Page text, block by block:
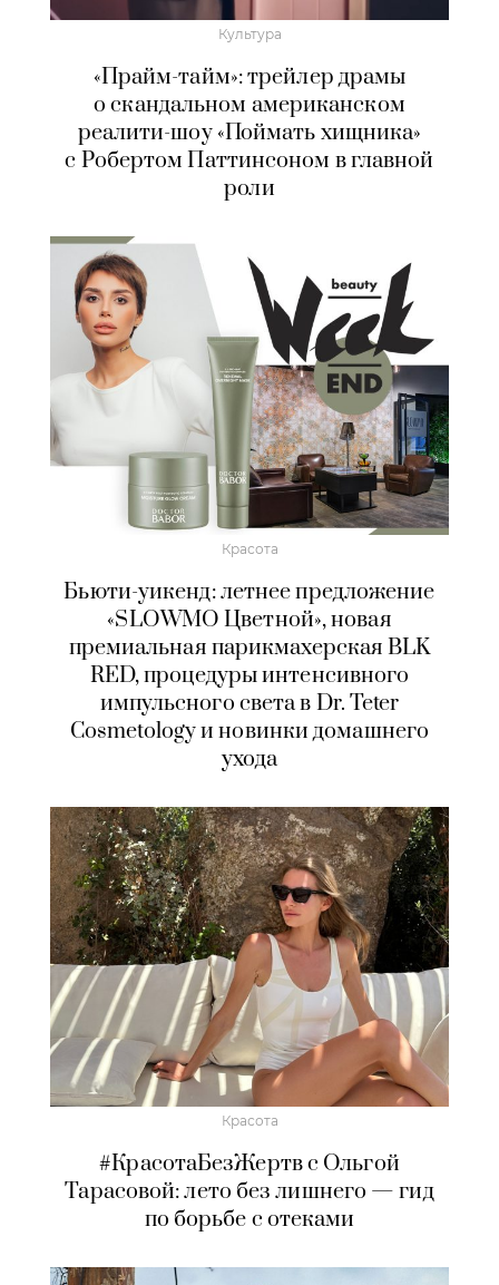
Культура
«Прайм-тайм»: трейлер драмы
о скандальном американском
реалити-шоу «Поймать хищника»
с Робертом Паттинсоном в главной
роли
Красота
Бьюти-уикенд: летнее предложение
«SLOWMO Цветной», новая
премиальная парикмахерская BLK
RED, процедуры интенсивного
импульсного света в Dr. Teter
Cosmetology и новинки домашнего
ухода
Красота
#КрасотаБезЖертв с Ольгой
Тарасовой: лето без лишнего — гид
по борьбе с отеками